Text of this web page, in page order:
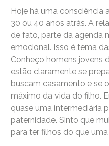
Hoje há uma consciência
30 ou 40 anos atrás. A
de fato, parte da agenda
emocional. Isso é tema
Conheço homens jovens
estão claramente se
buscam casamento e se
máximo da vida do filho.
quase uma intermediária
paternidade. Sinto que
para ter filhos do que